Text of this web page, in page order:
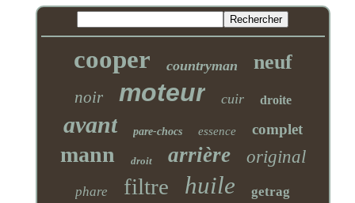
cooper countryman neuf
noir moteur cuir droite
avant pare-chocs essence complet
mann droit arrière original
phare filtre huile getrag